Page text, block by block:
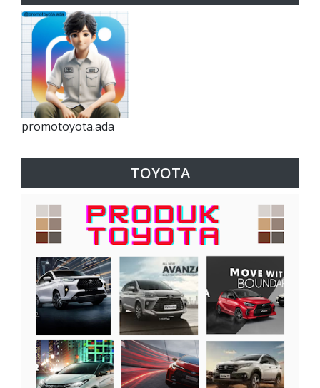
promotoyota.ada
TOYOTA